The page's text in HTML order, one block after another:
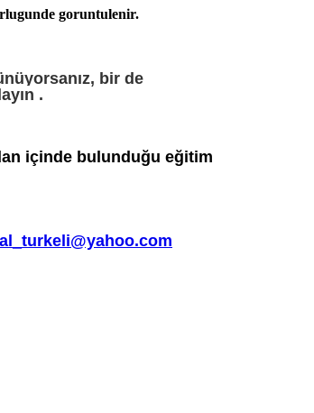
goruntulenir.
bir de
.
içinde bulunduğu eğitim